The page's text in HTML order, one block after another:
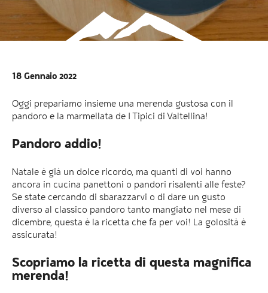
18 Gennaio 2022
Oggi prepariamo insieme una merenda gustosa con il
pandoro e la marmellata de I Tipici di Valtellina!
Pandoro addio!
Natale è già un dolce ricordo, ma quanti di voi hanno
ancora in cucina panettoni o pandori risalenti alle feste?
Se state cercando di sbarazzarvi o di dare un gusto
diverso al classico pandoro tanto mangiato nel mese di
dicembre, questa è la ricetta che fa per voi! La golosità è
assicurata!
Scopriamo la ricetta di questa magnifica
merenda!